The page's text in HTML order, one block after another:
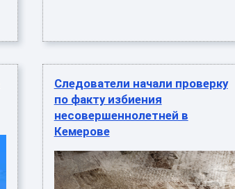
Следователи начали проверку
по факту избиения
несовершеннолетней в
Кемерове